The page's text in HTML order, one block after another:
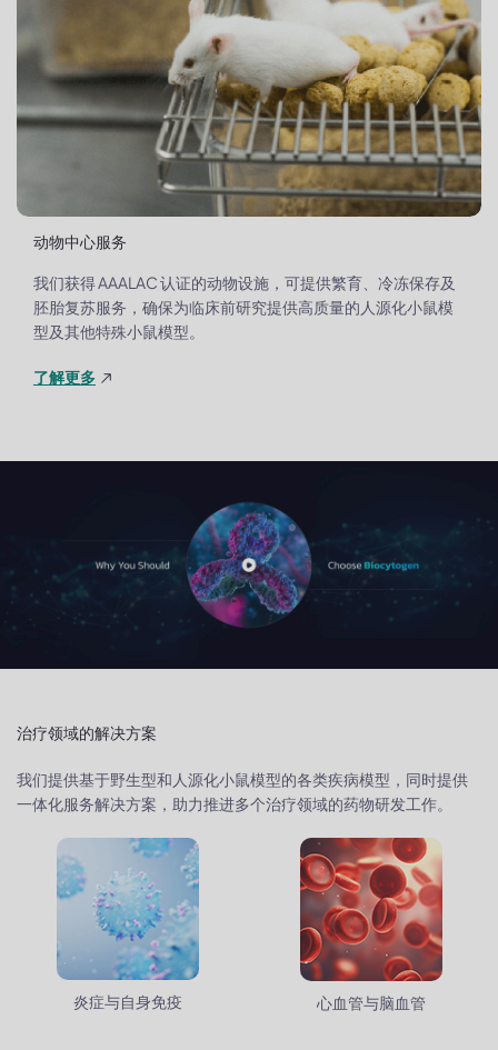
动物中心服务
我们获得 AAALAC 认证的动物设施，可提供繁育、冷冻保存及
胚胎复苏服务，确保为临床前研究提供高质量的人源化小鼠模
型及其他特殊小鼠模型。
了解更多
治疗领域的解决方案
我们提供基于野生型和人源化小鼠模型的各类疾病模型，同时提供
一体化服务解决方案，助力推进多个治疗领域的药物研发工作。
炎症与自身免疫 心血管与脑血管